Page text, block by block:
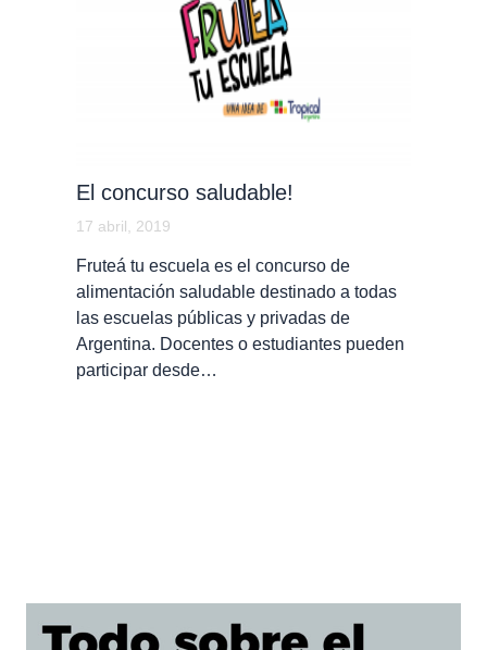
El concurso saludable!
17 abril, 2019
Fruteá tu escuela es el concurso de
alimentación saludable destinado a todas
las escuelas públicas y privadas de
Argentina. Docentes o estudiantes pueden
participar desde…